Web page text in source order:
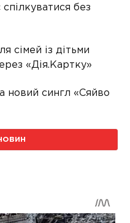
без
сімей із дітьми
«Дія.Картку»
новий сингл «Сяйво